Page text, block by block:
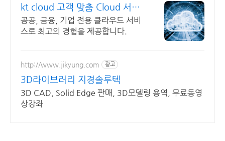
kt cloud 고객 맞춤 Cloud 서비
스
공공, 금융, 기업 전용 클라우드 서비
스로 최고의 경험을 제공합니다.
http://www.jikyung.com 광고
3D라이브러리 지경솔루텍
3D CAD, Solid Edge 판매, 3D모델링 용역, 무료동영
상강좌